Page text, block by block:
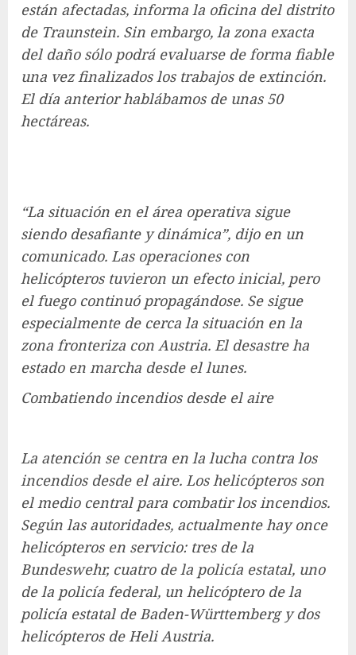
están afectadas, informa la oficina del distrito
de Traunstein. Sin embargo, la zona exacta
del daño sólo podrá evaluarse de forma fiable
una vez finalizados los trabajos de extinción.
El día anterior hablábamos de unas 50
hectáreas.
“La situación en el área operativa sigue
siendo desafiante y dinámica”, dijo en un
comunicado. Las operaciones con
helicópteros tuvieron un efecto inicial, pero
el fuego continuó propagándose. Se sigue
especialmente de cerca la situación en la
zona fronteriza con Austria. El desastre ha
estado en marcha desde el lunes.
Combatiendo incendios desde el aire
La atención se centra en la lucha contra los
incendios desde el aire. Los helicópteros son
el medio central para combatir los incendios.
Según las autoridades, actualmente hay once
helicópteros en servicio: tres de la
Bundeswehr, cuatro de la policía estatal, uno
de la policía federal, un helicóptero de la
policía estatal de Baden-Württemberg y dos
helicópteros de Heli Austria.